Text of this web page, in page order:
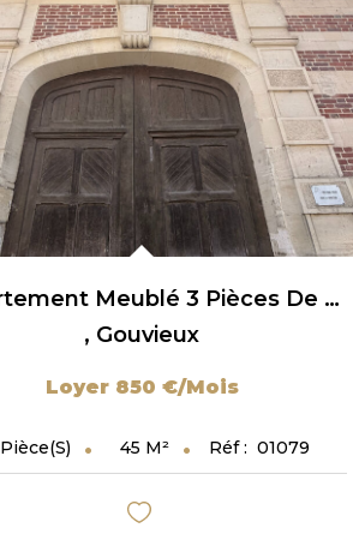
Appartement Meublé 3 Pièces De 45.27m2 À Gouvieux !
, Gouvieux
Loyer 850 €/mois
Pièce(s) 45 M² Réf : 01079